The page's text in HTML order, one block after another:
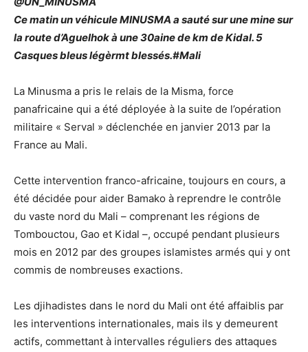
Ce matin un véhicule MINUSMA a sauté sur une mine sur
la route d’Aguelhok à une 30aine de km de Kidal. 5
Casques bleus légèrmt blessés.#Mali
La Minusma a pris le relais de la Misma, force
panafricaine qui a été déployée à la suite de l’opération
militaire « Serval » déclenchée en janvier 2013 par la
France au Mali.
Cette intervention franco-africaine, toujours en cours, a
été décidée pour aider Bamako à reprendre le contrôle
du vaste nord du Mali – comprenant les régions de
Tombouctou, Gao et Kidal –, occupé pendant plusieurs
mois en 2012 par des groupes islamistes armés qui y ont
commis de nombreuses exactions.
Les djihadistes dans le nord du Mali ont été affaiblis par
les interventions internationales, mais ils y demeurent
actifs, commettant à intervalles réguliers des attaques